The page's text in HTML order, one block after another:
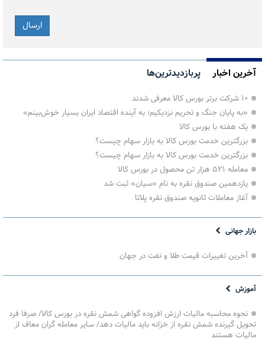
آخرین اخبار پربازدیدترین‌ها
۱۰ شرکت برتر بورس کالا معرفی شدند
«به پایان جنگ و تحریم نزدیکیم؛ به آینده اقتصاد ایران بسیار خوش‌بینم»
یک هفته با بورس کالا
بزرگترین خدمت بورس کالا به بازار سهام چیست؟
بزرگترین خدمت بورس کالا به بازار سهام چیست؟
معامله ۵۲۱ هزار تن محصول در بورس کالا
یازدهمین صندوق نقره به نام «سیان» ثبت شد
آغاز معاملات ثانویه صندوق نقره پلاتا
بازار جهانی
آخرین تغییرات قیمت طلا و نفت در جهان
آموزش
نحوه محاسبه مالیات ارزش افزوده گواهی شمش نقره در بورس کالا/ صرفا فرد
تحویل گیرنده شمش نقره از خزانه باید مالیات دهد/ سایر معامله گران معاف از
مالیات هستند